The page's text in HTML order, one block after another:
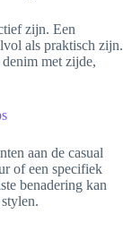
zijn. Een
als praktisch zijn.
met zijde,
aan de casual
of een specifiek
benadering kan